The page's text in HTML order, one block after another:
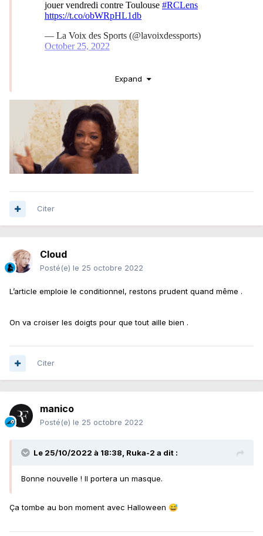
Expand
Citer
Cloud
Posté(e) le 25 octobre 2022
L’article emploie le conditionnel, restons prudent quand même .
On va croiser les doigts pour que tout aille bien .
Citer
manico
Posté(e) le 25 octobre 2022
Le 25/10/2022 à 18:38, Ruka-2 a dit :
Bonne nouvelle ! Il portera un masque.
Ça tombe au bon moment avec Halloween 😅